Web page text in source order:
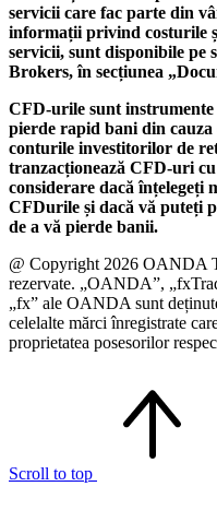
servicii care fac parte din
informații privind costurile
servicii, sunt disponibile
Brokers, în secțiunea
CFD-urile sunt instrumente
pierde rapid bani din
conturile investitorilor de
tranzacționează CFD-uri
considerare dacă înțelegeți
CFDurile și dacă vă puteți
de a vă pierde banii.
@ Copyright 2026 OANDA
rezervate. „OANDA”,
„fx” ale OANDA sunt
celelalte mărci înregistrate
proprietatea posesorilor
Scroll to top